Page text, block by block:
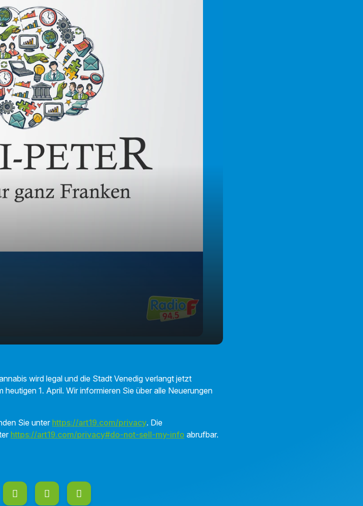
wird legal und die Stadt Venedig verlangt jetzt
heutigen 1. April. Wir informieren Sie über alle Neuerungen
Sie unter https://art19.com/privacy. Die
https://art19.com/privacy#do-not-sell-my-info abrufbar.